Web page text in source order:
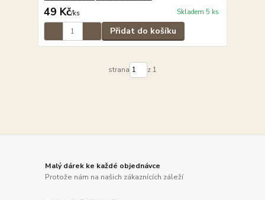
49 Kč/ks Skladem 5 ks
Přidat do košíku
strana z 1
Malý dárek ke každé objednávce
Protože nám na našich zákaznících záleží